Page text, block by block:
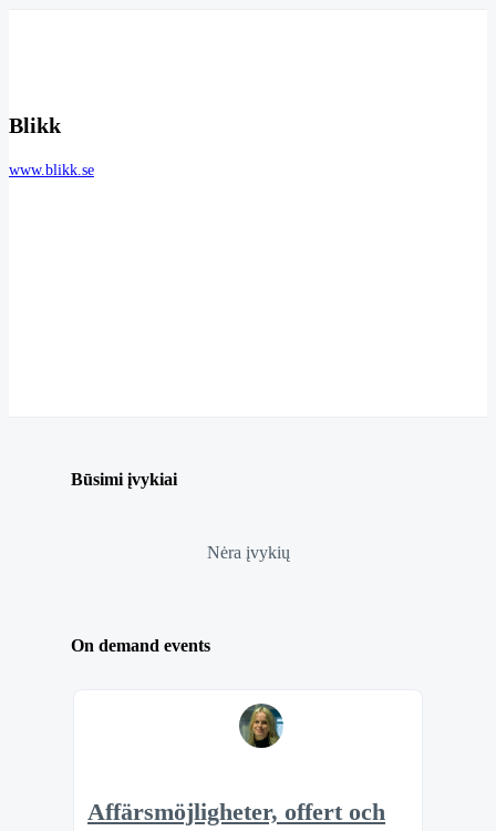
Blikk
www.blikk.se
Būsimi įvykiai
Nėra įvykių
On demand events
Affärsmöjligheter, offert och